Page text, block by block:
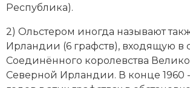
Религия и церковь
Россия
Республика).
2) Ольстером иногда называют
Ирландии (6 графств), входящую в
Соединённого королевства
Северной Ирландии. В конце 1960 -